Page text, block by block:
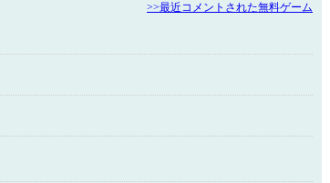
>>最近コメントされた無料ゲーム